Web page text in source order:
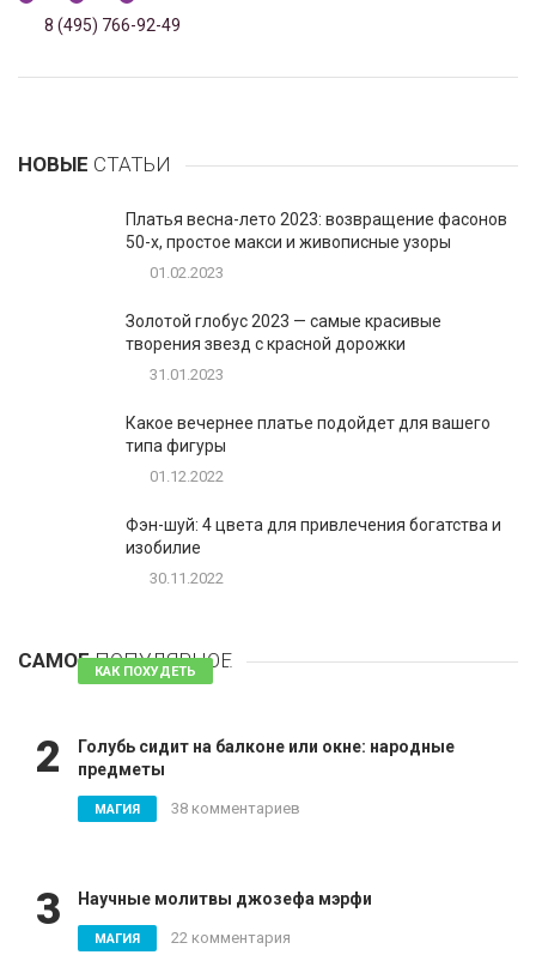
8 (495) 766-92-49
НОВЫЕ СТАТЬИ
Платья весна-лето 2023: возвращение фасонов
50-х, простое макси и живописные узоры
01.02.2023
Золотой глобус 2023 — самые красивые
творения звезд с красной дорожки
31.01.2023
Какое вечернее платье подойдет для вашего
типа фигуры
01.12.2022
Фэн-шуй: 4 цвета для привлечения богатства и
изобилие
30.11.2022
САМОЕПОПУЛЯРНОЕ
КАК ПОХУДЕТЬ 81 комментарий
2
Голубь сидит на балконе или окне: народные
предметы
МАГИЯ 38 комментариев
3 Научные молитвы джозефа мэрфи
МАГИЯ 22 комментария